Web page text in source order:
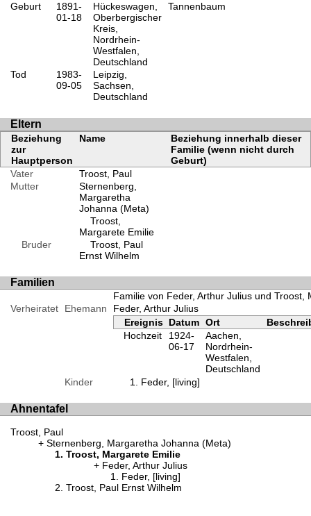
Geburt
1891-
01-18
Hückeswagen,
Oberbergischer
Kreis,
Nordrhein-
Westfalen,
Deutschland
Tannenbaum
Tod
1983-
09-05
Leipzig,
Sachsen,
Deutschland
Eltern
Beziehung
zur
Hauptperson
Name
Beziehung innerhalb dieser
Familie (wenn nicht durch
Geburt)
Vater
Troost, Paul
Mutter
Sternenberg,
Margaretha
Johanna (Meta)
Troost,
Margarete Emilie
Bruder
Troost, Paul
Ernst Wilhelm
Familien
Familie von Feder, Arthur Julius und Troost,
Verheiratet
Ehemann
Feder, Arthur Julius
Ereignis Datum Ort
Hochzeit
1924-
06-17
Aachen,
Nordrhein-
Westfalen,
Deutschland
Kinder
Feder, [living]
Ahnentafel
Troost, Paul
Sternenberg, Margaretha Johanna (Meta)
Troost, Margarete Emilie
Feder, Arthur Julius
Feder, [living]
Troost, Paul Ernst Wilhelm